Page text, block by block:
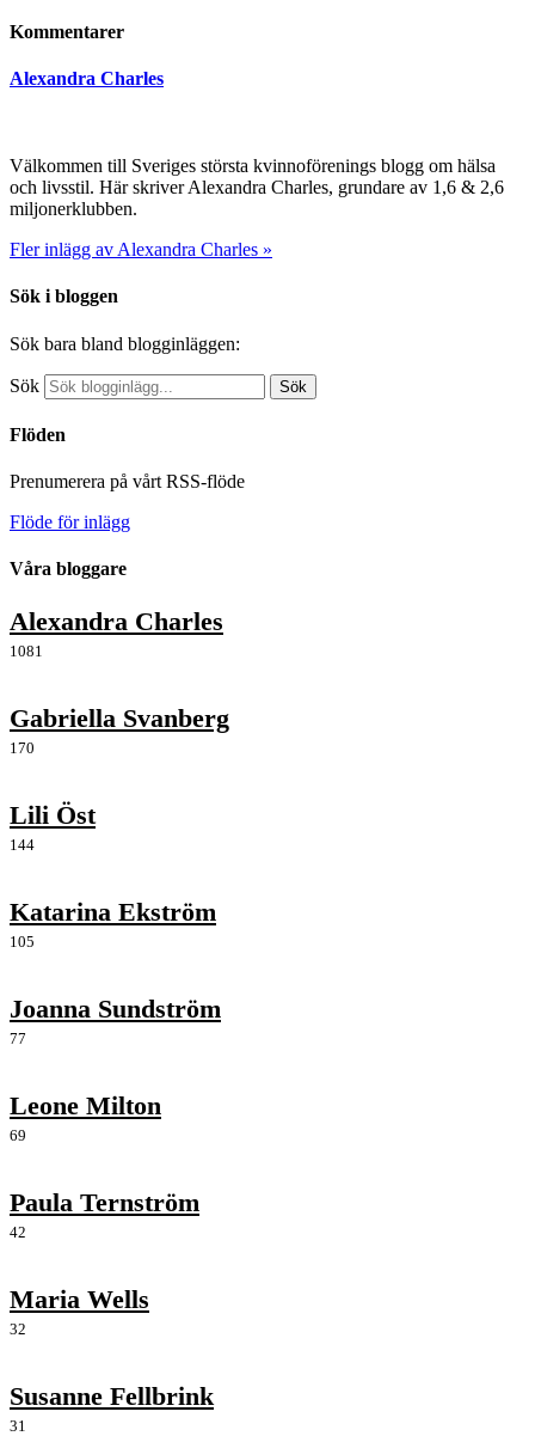
Kommentarer
Alexandra Charles
Välkommen till Sveriges största kvinnoförenings blogg om hälsa
och livsstil. Här skriver Alexandra Charles, grundare av 1,6 & 2,6
miljonerklubben.
Fler inlägg av Alexandra Charles »
Sök i bloggen
Sök bara bland blogginläggen:
Sök Sök
Flöden
Prenumerera på vårt RSS-flöde
Flöde för inlägg
Våra bloggare
Alexandra Charles
1081
Gabriella Svanberg
170
Lili Öst
144
Katarina Ekström
105
Joanna Sundström
77
Leone Milton
69
Paula Ternström
42
Maria Wells
32
Susanne Fellbrink
31